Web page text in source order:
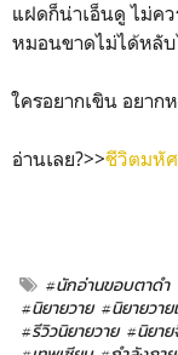
แฝดก็น่าเอ็นดู ไม่ค
หมอนขาดไม่ได้หลั
ใครอยากเขิน อยาก
อ่านเลย?>>ชีวิตมหั
#นักอ่านขอบตาดำ
#นิยายวาย #นิยายวา
#รีวิวนิยายวาย #นิยาย